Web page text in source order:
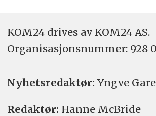
KOM24 drives av KOM24 AS.
Organisasjons­nummer: 928
Nyhetsredaktør: Yngve
Redaktør: Hanne McBride